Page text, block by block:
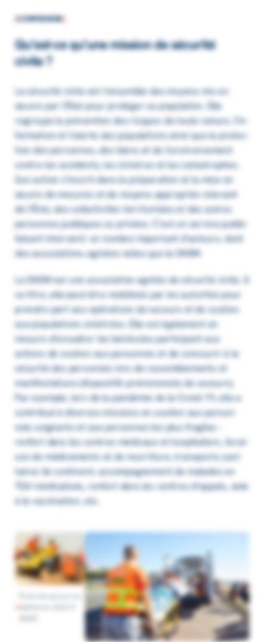
COMPRENDRE
Qu’est-ce qu’une mission de sécurité
civile ?
La sécu­rité civile est l’en­semble des moyens mis en
œuvre par l’État pour proté­ger sa popu­la­tion. Elle
regroupe la préven­tion des risques de toute nature, l’in­
for­ma­tion et l’alerte des popu­la­tions ainsi que la protec­
tion des personnes, des biens et de l’en­vi­ron­ne­ment
contre les acci­dents, les sinistres et les catas­trophes.
Son action s’ins­crit dans la prépa­ra­tion et la mise en
œuvre de mesures et de moyens appro­priés rele­vant
de l’État, des collec­ti­vi­tés terri­to­riales et des autres
personnes publiques ou privées. C’est un service public
faisant inter­ve­nir un nombre impor­tant d’ac­teurs, dont
des asso­cia­tions agréées telles que la SNSM.
La SNSM est une asso­cia­tion agréée de sécu­rité civile. À
ce titre, elle peut être mobi­li­sée par les auto­ri­tés pour
prendre part aux opéra­tions de secours et de soutien
aux popu­la­tions sinis­trées. Elle est égale­ment en
mesure d’en­ca­drer les béné­voles parti­ci­pant aux
actions de soutien aux personnes et de concou­rir à la
sécu­rité des personnes lors de rassem­ble­ments et
mani­fes­ta­tions (dispo­si­tifs prévi­sion­nels de secours).
Par exemple, lors de la pandé­mie de la Covid-19, elle a
contri­bué à diverses missions en soutien aux person­
nels soignants et aux personnes les plus fragiles :
renfort dans les centres médi­caux et hospi­ta­liers, livrai­
son de médi­ca­ments et de nour­ri­ture, trans­ports sani­
taires île-conti­nent, accom­pa­gne­ment de malades en
TGV médi­ca­li­sés, renfort dans les centres d’ap­pels, aide
à la vacci­na­tion, etc.